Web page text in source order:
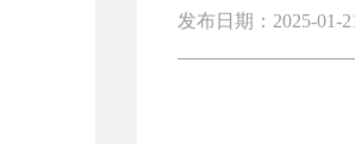
发布日期：2025-01-